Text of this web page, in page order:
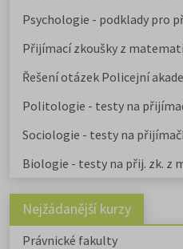
Psychologie - podklady pro
Přijímací zkoušky z
Řešení otázek Policejní
Politologie - testy na
Sociologie - testy na
Biologie - testy na přij. zk. z
Nejžádanější kurzy
Právnické fakulty